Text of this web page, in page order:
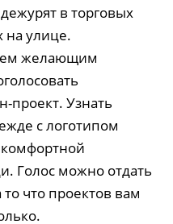
в торговых
на улице.
желающим
проект. Узнать
с логотипом
Голос можно отдать
что проектов вам